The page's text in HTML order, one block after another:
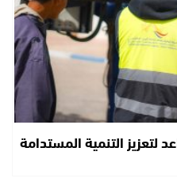
لتعزيز التنمية المستدامة